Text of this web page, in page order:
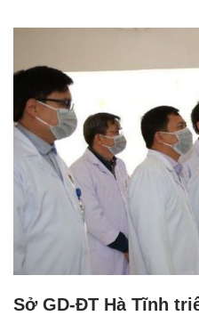
Sở GD-ĐT Hà Tĩnh